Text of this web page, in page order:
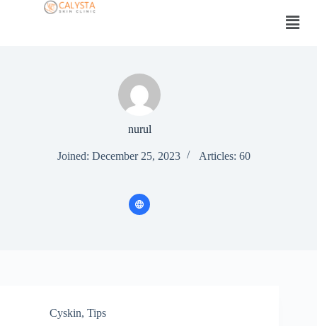
nurul
Joined: December 25, 2023 Articles: 60
Cyskin, Tips